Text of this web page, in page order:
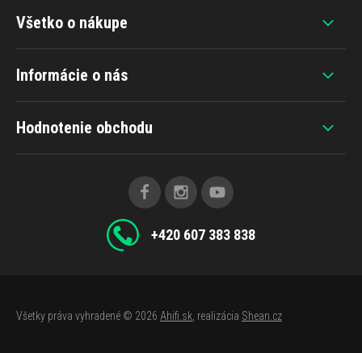
Všetko o nákupe
Informácie o nás
Hodnotenie obchodu
+420 607 383 838
Všetky práva vyhradené © 2026 Ahifi.sk , realizácia Shean.cz